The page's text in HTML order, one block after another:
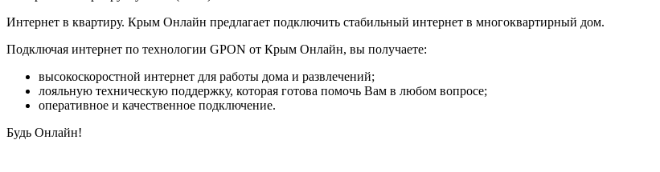
Интернет в квартиру. Крым Онлайн предлагает подключить стабильный интернет в многоквартирный дом.
Подключая интернет по технологии GPON от Крым Онлайн, вы получаете:
высокоскоростной интернет для работы дома и развлечений;
лояльную техническую поддержку, которая готова помочь Вам в любом вопросе;
оперативное и качественное подключение.
Будь Онлайн!